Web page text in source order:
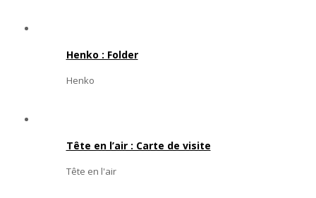
Henko : Folder
Henko
Tête en l’air : Carte de visite
Tête en l'air